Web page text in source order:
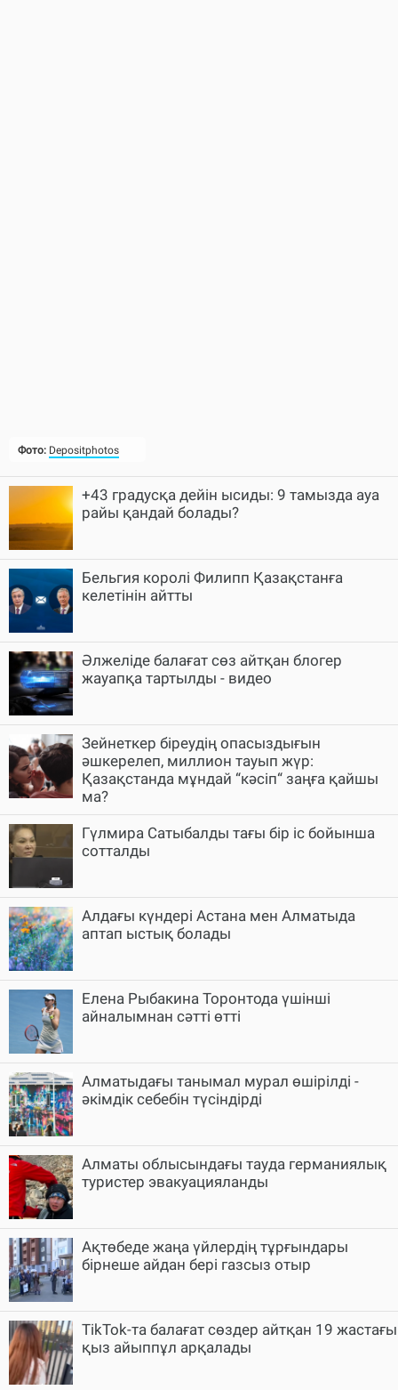
Фото: Depositphotos
+43 градусқа дейін ысиды: 9 тамызда ауа
райы қандай болады?
Бельгия королі Филипп Қазақстанға
келетінін айтты
Әлжеліде балағат сөз айтқан блогер
жауапқа тартылды - видео
Зейнеткер біреудің опасыздығын
әшкерелеп, миллион тауып жүр:
Қазақстанда мұндай “кәсіп“ заңға қайшы
ма?
Гүлмира Сатыбалды тағы бір іс бойынша
сотталды
Алдағы күндері Астана мен Алматыда
аптап ыстық болады
Елена Рыбакина Торонтода үшінші
айналымнан сәтті өтті
Алматыдағы танымал мурал өшірілді -
әкімдік себебін түсіндірді
Алматы облысындағы тауда германиялық
туристер эвакуацияланды
Ақтөбеде жаңа үйлердің тұрғындары
бірнеше айдан бері газсыз отыр
TikTok-та балағат сөздер айтқан 19 жастағы
қыз айыппұл арқалады